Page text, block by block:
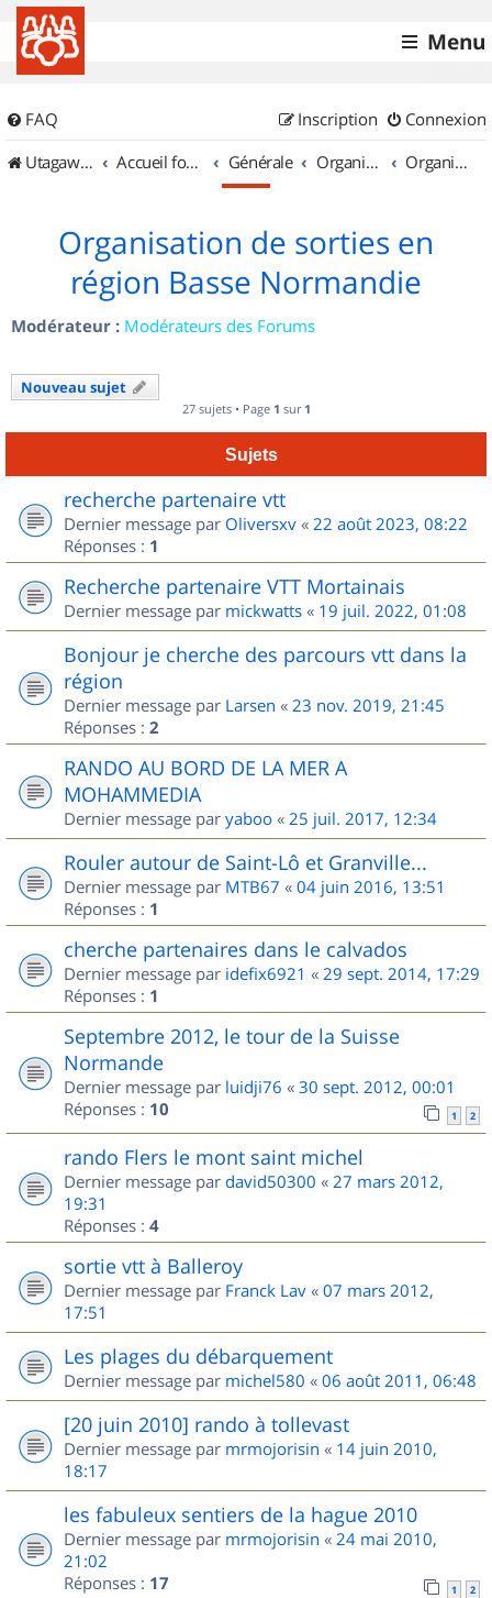
Menu
FAQ Connexion
Inscription
UtagawaVTT (Randos VTT et VTTAE avec traces GPS)
Accueil forum Générale Organisation de sorties & Recherche de partenaires Organisation de sorties en région Basse Normandie
Organisation de sorties en
région Basse Normandie
Modérateur : Modérateurs des Forums
Nouveau sujet
27 sujets • Page 1 sur 1
Sujets
recherche partenaire vtt
Dernier message par Oliversxv « 22 août 2023, 08:22
Réponses : 1
Recherche partenaire VTT Mortainais
Dernier message par mickwatts « 19 juil. 2022, 01:08
Bonjour je cherche des parcours vtt dans la
région
Dernier message par Larsen « 23 nov. 2019, 21:45
Réponses : 2
RANDO AU BORD DE LA MER A
MOHAMMEDIA
Dernier message par yaboo « 25 juil. 2017, 12:34
Rouler autour de Saint-Lô et Granville...
Dernier message par MTB67 « 04 juin 2016, 13:51
Réponses : 1
cherche partenaires dans le calvados
Dernier message par idefix6921 « 29 sept. 2014, 17:29
Réponses : 1
Septembre 2012, le tour de la Suisse
Normande
Dernier message par luidji76 « 30 sept. 2012, 00:01
Réponses : 10 1 2
rando Flers le mont saint michel
Dernier message par david50300 « 27 mars 2012,
19:31
Réponses : 4
sortie vtt à Balleroy
Dernier message par Franck Lav « 07 mars 2012,
17:51
Les plages du débarquement
Dernier message par michel580 « 06 août 2011, 06:48
[20 juin 2010] rando à tollevast
Dernier message par mrmojorisin « 14 juin 2010,
18:17
les fabuleux sentiers de la hague 2010
Dernier message par mrmojorisin « 24 mai 2010,
21:02
Réponses : 17 1 2